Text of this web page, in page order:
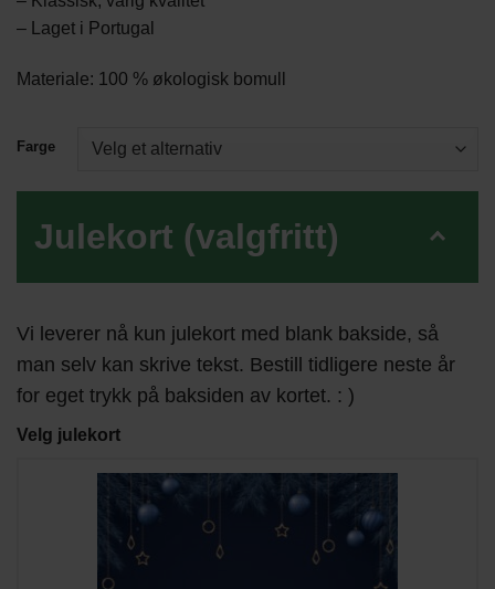
– Laget i Portugal
Materiale: 100 % økologisk bomull
Farge
Julekort (valgfritt)
Vi leverer nå kun julekort med blank bakside, så
man selv kan skrive tekst. Bestill tidligere neste år
for eget trykk på baksiden av kortet. : )
Velg julekort